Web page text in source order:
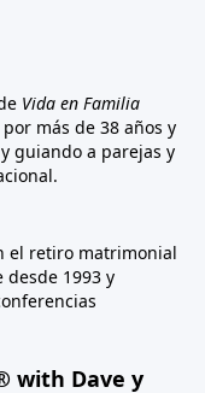
Vida en Familia
más de 38 años y
guiando a parejas y
el retiro matrimonial
desde 1993 y
with Dave y